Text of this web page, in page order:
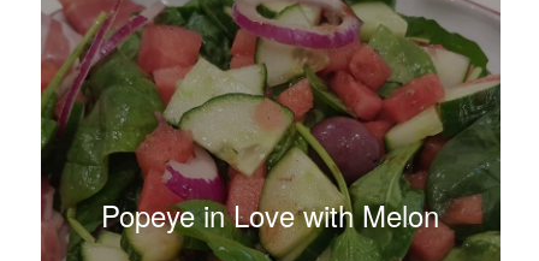
Popeye in Love with Melon